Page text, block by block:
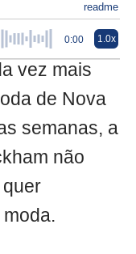
readme
0:00 1.0x
vez mais
de Nova
semanas, a
não